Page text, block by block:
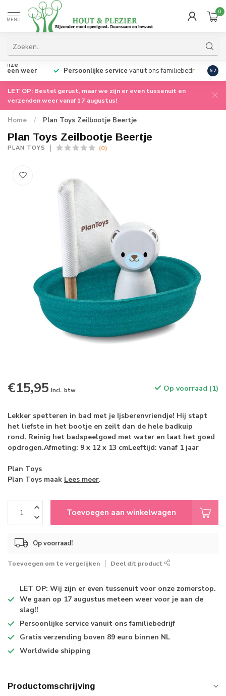
MENU
0
zomerstop. We gaan op 17 augustus meteen weer 9.7
LET OP: Bestel gerust, maar we zijn er even tussenuit en
verzenden weer vanaf 17 augustus!
Home / Plan Toys Zeilbootje Beertje
Plan Toys Zeilbootje Beertje
PLAN TOYS (0)
€15,95 Incl. btw Op voorraad (1)
Lekker spetteren in bad met je Ijsberenvriendje! Hij stapt
het liefste in het bootje en zeilt dan de hele badkuip
rond. Reinig het badspeelgoed met water en laat het goed
opdrogen.Afmeting: 9 x 12 x 13 cmLeeftijd: vanaf 1 jaar
Plan Toys
Plan Toys maak Lees meer.
Toevoegen aan winkelwagen
Op voorraad!
Toevoegen om te vergelijken Deel dit product
LET OP: Wij zijn er even tussenuit voor onze zomerstop.
We gaan op 17 augustus meteen weer voor je aan de
slag!!
Persoonlijke service vanuit ons familiebedrijf
Gratis verzending boven 89 euro binnen NL
Worldwide shipping
Productomschrijving